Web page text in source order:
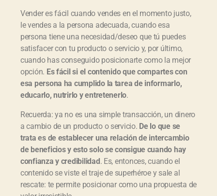
Vender es fácil cuando vendes en el momento justo,
le vendes a la persona adecuada, cuando esa
persona tiene una necesidad/deseo que tú puedes
satisfacer con tu producto o servicio y, por último,
cuando has conseguido posicionarte como la mejor
opción. Es fácil si el contenido que compartes con
esa persona ha cumplido la tarea de informarlo,
educarlo, nutrirlo y entretenerlo.
Recuerda: ya no es una simple transacción, un dinero
a cambio de un producto o servicio. De lo que se
trata es de establecer una relación de intercambio
de beneficios y esto solo se consigue cuando hay
confianza y credibilidad. Es, entonces, cuando el
contenido se viste el traje de superhéroe y sale al
rescate: te permite posicionar como una propuesta de